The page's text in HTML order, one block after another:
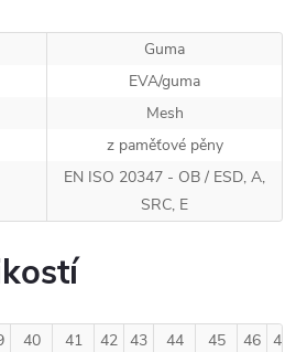
Guma
EVA/guma
Mesh
z paměťové pěny
EN ISO 20347 - OB / ESD, A,
SRC, E
40 41 42 43 44 45 46 47